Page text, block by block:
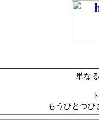
単な
もうひとつ